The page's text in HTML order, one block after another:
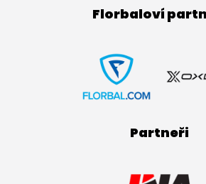
Florbaloví
Partneři